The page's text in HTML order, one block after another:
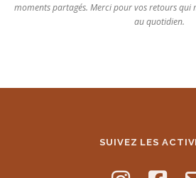
moments partagés. Merci pour vos retours qui
au quotidien.
SUIVEZ LES